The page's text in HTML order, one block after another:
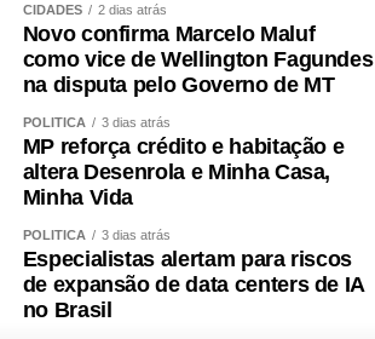
CIDADES 2 dias atrás
Novo confirma Marcelo Maluf
como vice de Wellington Fagundes
na disputa pelo Governo de MT
POLÍTICA 3 dias atrás
MP reforça crédito e habitação e
altera Desenrola e Minha Casa,
Minha Vida
POLÍTICA 3 dias atrás
Especialistas alertam para riscos
de expansão de data centers de IA
no Brasil